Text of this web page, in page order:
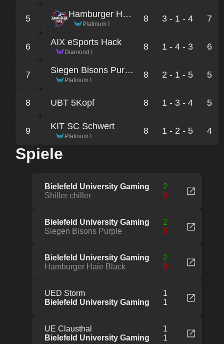
5 Hamburger Haie Black
Platinum I
8 3 - 1 - 4 7
6 AIX eSports Hack
Diamond I
8 1 - 4 - 3 6
7 Siegen Bisons Purple
Platinum I
8 2 - 1 - 5 5
8 UBT 5Kopf 8 1 - 3 - 4 5
9 KIT SC Schwert
Platinum I
8 1 - 2 - 5 4
Spiele
Bielefeld University Gaming
2
Shiller chiller
0
Bielefeld University Gaming
2
Siegen Bisons Purple
0
Bielefeld University Gaming
2
Hamburger Haie Black
0
UED Storm
1
Bielefeld University Gaming
1
UE Clausthal
1
Bielefeld University Gaming
1